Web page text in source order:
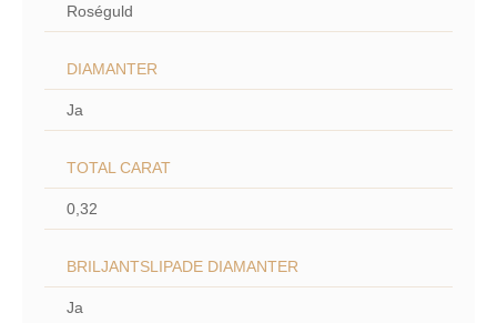
Roséguld
DIAMANTER
Ja
TOTAL CARAT
0,32
BRILJANTSLIPADE DIAMANTER
Ja